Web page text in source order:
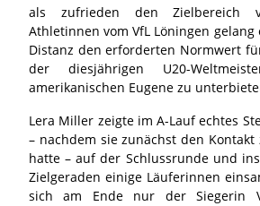
als zufrieden den Zielbereich
Athletinnen vom VfL Löningen gelang
Distanz den erforderten Normwert
der diesjährigen U20-
amerikanischen Eugene zu
Lera Miller zeigte im A-Lauf echtes
– nachdem sie zunächst den
hatte – auf der Schlussrunde und
Zielgeraden einige Läuferinnen
sich am Ende nur der Siegerin